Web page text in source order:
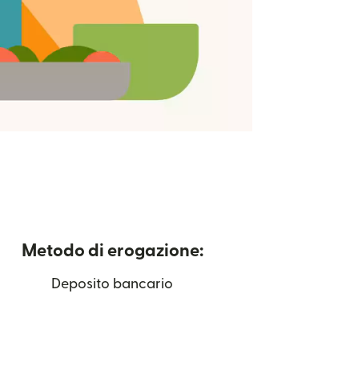
Metodo di erogazione:
Deposito bancario